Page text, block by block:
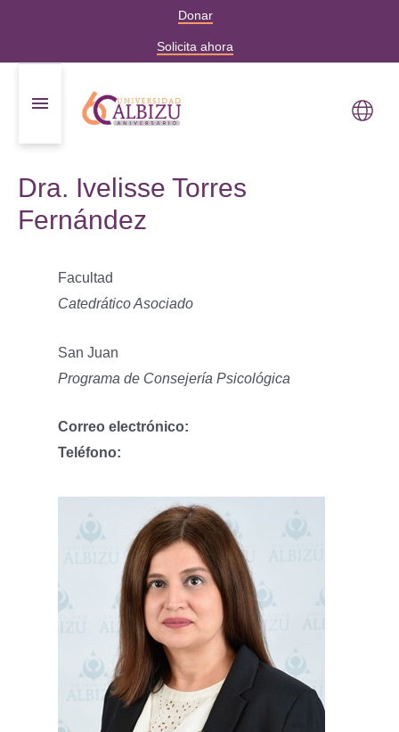
Donar
Solicita ahora
Dra. Ivelisse Torres
Fernández
Facultad
Catedrático Asociado
San Juan
Programa de Consejería Psicológica
Correo electrónico:
Teléfono: